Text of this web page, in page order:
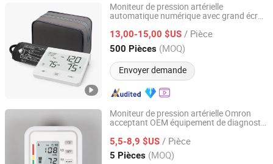
Moniteur de pression artérielle
automatique numérique avec grand écran
13,00-15,00 $US / Pièce
500 Pièces (MOQ)
Envoyer demande
Ullwin (Shanghai) Industrial Co., Ltd
Shanghai, China Depuis 2023
Moniteur de pression artérielle Omron
acceptant OEM équipement de diagnostic
5,5-8,9 $US / Pièce
5 Pièces (MOQ)
Shanghai Brother Medical Manufacturer Co., Ltd.
Shanghai, China Depuis 2019